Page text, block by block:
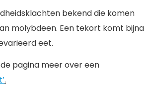
bekend die komen
molybdeen. Een tekort komt bijna
eet.
pagina meer over een
.